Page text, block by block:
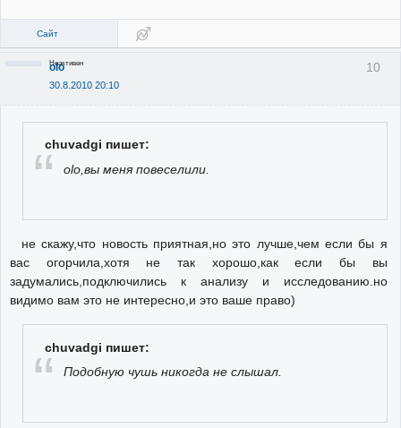
Сайт
10
olo
30.8.2010 20:10
Неактивен
chuvadgi пишет:
olo,вы меня повеселили.
не скажу,что новость приятная,но это лучше,чем если бы я
вас огорчила,хотя не так хорошо,как если бы вы
задумались,подключились к анализу и исследованию.но
видимо вам это не интересно,и это ваше право)
chuvadgi пишет:
Подобную чушь никогда не слышал.